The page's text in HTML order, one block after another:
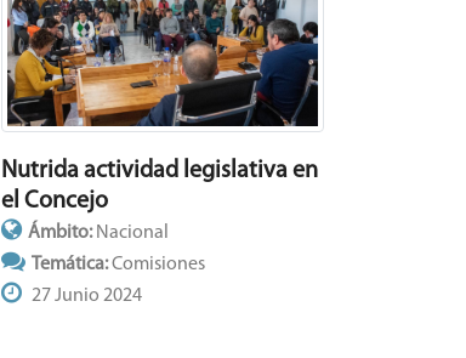
Nutrida actividad legislativa en
el Concejo
Ámbito: Nacional
Temática:Comisiones
27 Junio 2024